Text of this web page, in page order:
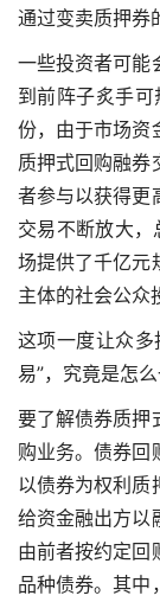
通过变卖质押券
一些投资者可能
到前阵子炙手可
份，由于市场资
质押式回购融券
者参与以获得更
交易不断放大
场提供了千亿元
主体的社会公众
这项一度让众
易”，究竟是怎么
要了解债券质押
购业务。债券回
以债券为权利质
给资金融出方以
由前者按约定回
品种债券。其中